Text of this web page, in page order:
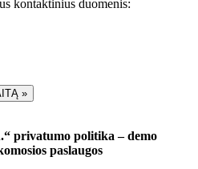
kontaktinius duomenis:
»
privatumo politika – demo
paslaugos